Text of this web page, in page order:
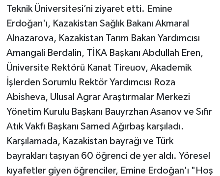
Teknik Üniversitesi’ni ziyaret etti. Emine
Erdoğan'ı, Kazakistan Sağlık Bakanı Akmaral
Alnazarova, Kazakistan Tarım Bakan Yardımcısı
Amangali Berdalin, TİKA Başkanı Abdullah Eren,
Üniversite Rektörü Kanat Tireuov, Akademik
İşlerden Sorumlu Rektör Yardımcısı Roza
Abisheva, Ulusal Agrar Araştırmalar Merkezi
Yönetim Kurulu Başkanı Bauyrzhan Asanov ve Sıfır
Atık Vakfı Başkanı Samed Ağırbaş karşıladı.
Karşılamada, Kazakistan bayrağı ve Türk
bayrakları taşıyan 60 öğrenci de yer aldı. Yöresel
kıyafetler giyen öğrenciler, Emine Erdoğan'ı "Hoş